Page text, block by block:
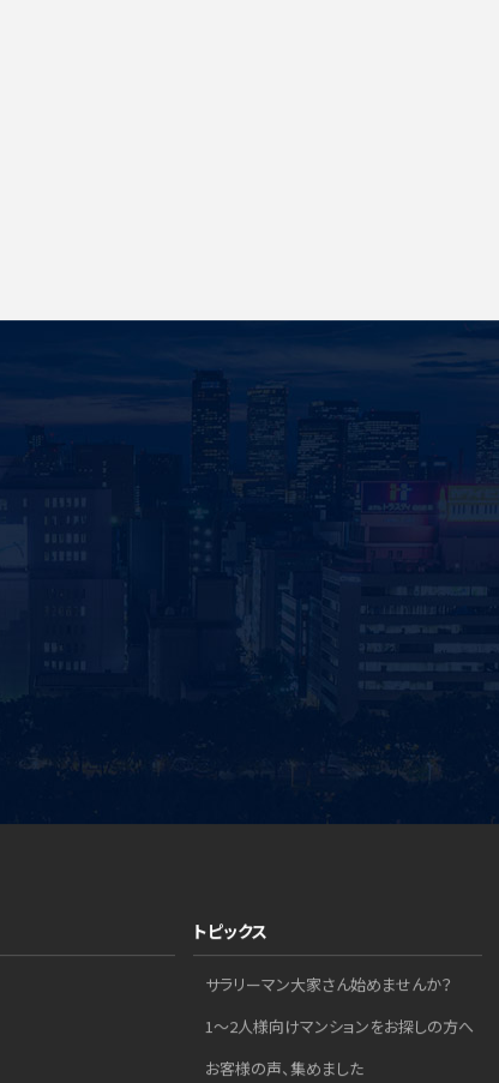
トピックス
サラリーマン大家さん始めませんか？
1～2人様向けマンションをお探しの方へ
お客様の声、集めました